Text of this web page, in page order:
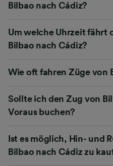
Bilbao nach Cádiz?
Um welche Uhrzeit fährt
Bilbao nach Cádiz?
Wie oft fahren Züge von
Sollte ich den Zug von
Voraus buchen?
Ist es möglich, Hin- und
Bilbao nach Cádiz zu